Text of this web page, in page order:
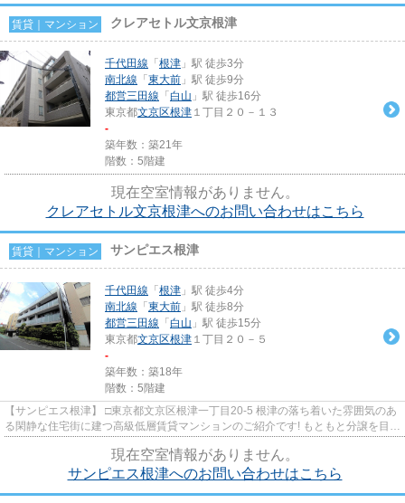
賃貸｜マンション クレアセトル文京根津
千代田線 「 根津 」駅 徒歩3分
南北線 「 東大前 」駅 徒歩9分
都営三田線 「 白山 」駅 徒歩16分
東京都文京区根津 １丁目２０－１３
-
築年数：築21年
階数：5階建
現在空室情報がありません。
クレアセトル文京根津へのお問い合わせはこちら
賃貸｜マンション サンピエス根津
千代田線 「 根津 」駅 徒歩4分
南北線 「 東大前 」駅 徒歩8分
都営三田線 「 白山 」駅 徒歩15分
東京都文京区根津 １丁目２０－５
-
築年数：築18年
階数：5階建
【サンピエス根津】 □東京都文京区根津一丁目20-5 根津の落ち着いた雰囲気のあ
る閑静な住宅街に建つ高級低層賃貸マンションのご紹介です! もともと分譲を目的
現在空室情報がありません。
サンピエス根津へのお問い合わせはこちら